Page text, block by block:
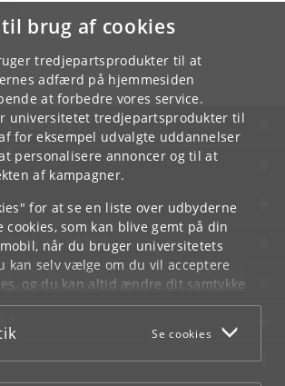
brug af cookies
tredjepartsprodukter til at
adfærd på hjemmesiden
at forbedre vores service.
universitetet tredjepartsprodukter til
for eksempel udvalgte uddannelser
personalisere annoncer og til at
af kampagner.
for at se en liste over udbyderne
cookies, som kan blive gemt på din
når du bruger universitetets
kan selv vælge om du vil acceptere
og du kan altid ændre dit samtykke
privatlivspolitiksom du finder i
eller afslå Se cookies
OG ANSATTE